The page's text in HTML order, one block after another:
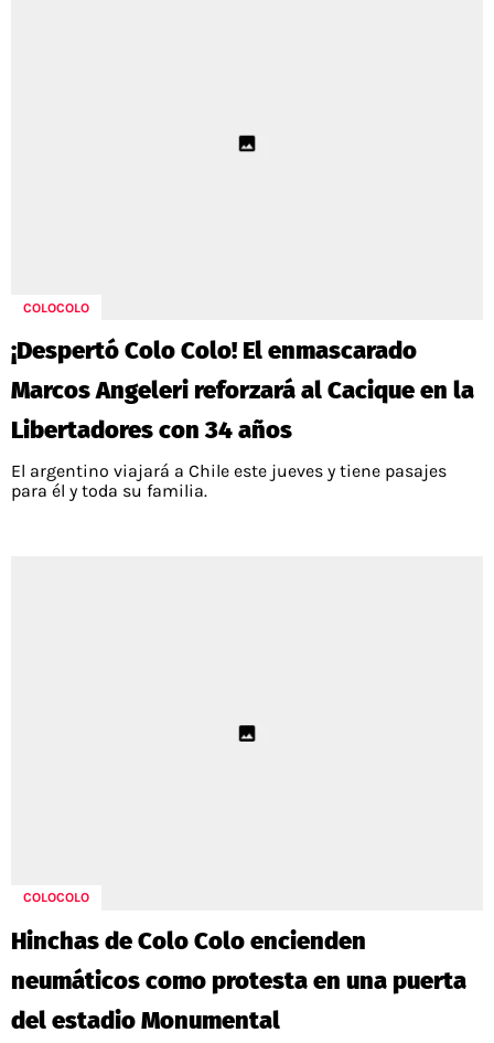
COLOCOLO
¡Despertó Colo Colo! El enmascarado
Marcos Angeleri reforzará al Cacique en la
Libertadores con 34 años
El argentino viajará a Chile este jueves y tiene pasajes
para él y toda su familia.
COLOCOLO
Hinchas de Colo Colo encienden
neumáticos como protesta en una puerta
del estadio Monumental